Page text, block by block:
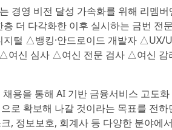
경영 비전 달성 가속화를 위해 리멤
층 더 다각화한 이후 실시하는 금번 전
털 △뱅킹·안드로이드 개발자
신 심사 △여신 전문 검사 △여신 감
용을 통해 AI 기반 금융서비스 고도
로 확보해 나갈 것이라는 목표를 전
, 정보보호, 회계사 등 다양한 분야에